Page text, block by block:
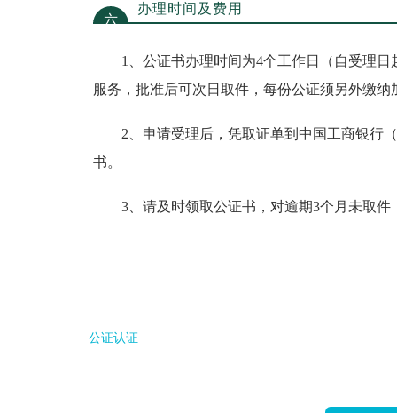
办理时间及费用
六
1、公证书办理时间为4个工作日（自受理日
服务，批准后可次日取件，每份公证须另外缴纳
2、申请受理后，凭取证单到中国工商银行
书。
3、请及时领取公证书，对逾期3个月未取件
公证认证